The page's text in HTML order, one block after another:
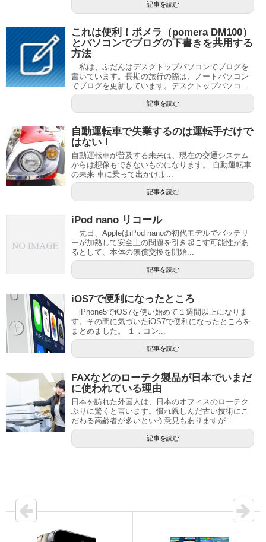
記事を読む
これは便利！ポメラ（pomera DM100）
とパソコンでブログの下書きを共用する
方法
私は、ふだんはデスクトップパソコンでブログを
書いています。長期の旅行の際は、ノートパソコン
でブログを更新しています。デスクトップパソコ...
記事を読む
自動運転車で失業するのは運転手だけで
はない！
自動運転車が普及する未来は、現在の交通システム
からは想像もできないものになります。 自動運転車
の未来 車に乗って出かけよ...
記事を読む
iPod nano リコール
先日、AppleはiPod nanoの初代モデルでバッテリ
ーが加熱して安全上の問題を引き起こす可能性があ
るとして、本体の無償交換を開始...
記事を読む
iOS7で便利になったところ
iPhone5でiOS7を使い始めて１週間以上になりま
す。その間に気づいたiOS7で便利になったところを
まとめました。 １．コン...
記事を読む
FAXなどのローテク製品が日本でいまだ
に使われている理由
日本を訪れた外国人は、日本のオフィスのローテク
ぶりに驚くと言います。慣れ親しんだ古い技術にこ
だわる高齢者が多いという意見もありますが...
記事を読む